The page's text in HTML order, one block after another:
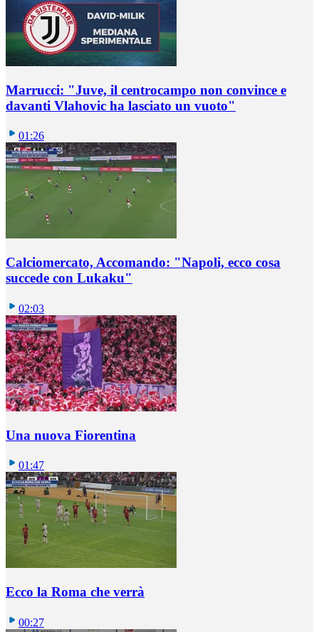
Marrucci: "Juve, il centrocampo non convince e
davanti Vlahovic ha lasciato un vuoto"
01:26
Calciomercato, Accomando: "Napoli, ecco cosa
succede con Lukaku"
02:03
Una nuova Fiorentina
01:47
Ecco la Roma che verrà
00:27